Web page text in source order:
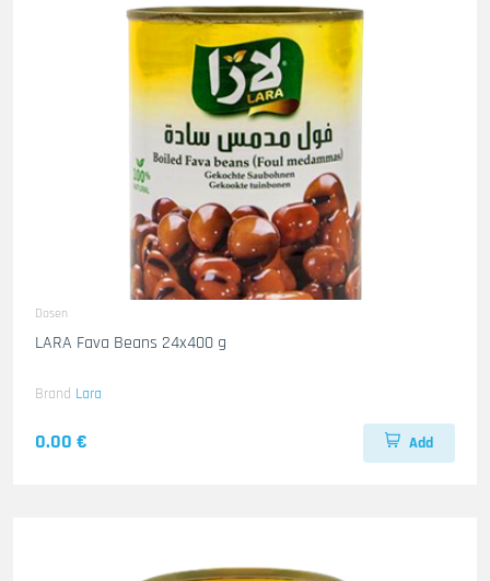
Dosen
LARA Fava Beans 24x400 g
Brand Lara
0.00 € Add